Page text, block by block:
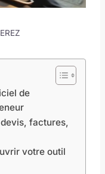
de
factures,
votre outil